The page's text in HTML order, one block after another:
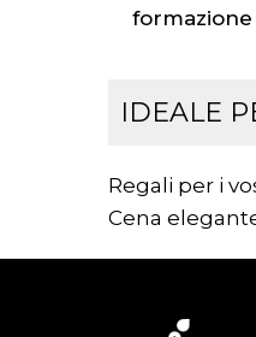
formazione
IDEALE
Regali per i
Cena